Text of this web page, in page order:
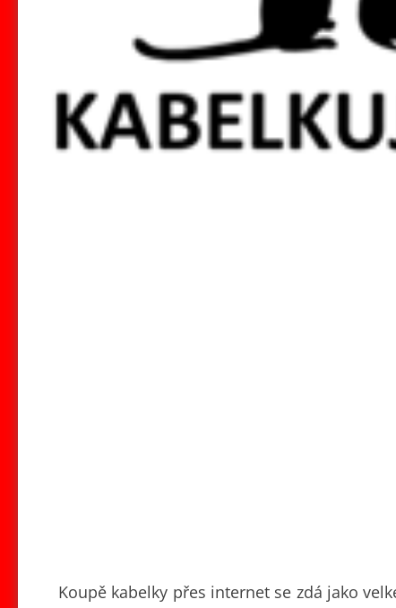
Koupě kabelky přes internet se zdá jako